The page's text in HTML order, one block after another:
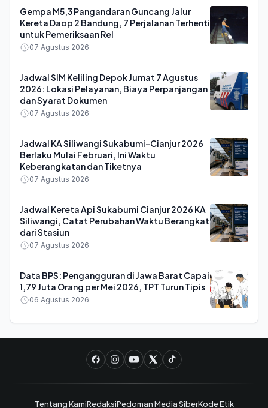
Gempa M5,3 Pangandaran Guncang Jalur
Kereta Daop 2 Bandung, 7 Perjalanan Terhenti
untuk Pemeriksaan Rel
07 Agustus 2026
Jadwal SIM Keliling Depok Jumat 7 Agustus
2026: Lokasi Pelayanan, Biaya Perpanjangan
dan Syarat Dokumen
07 Agustus 2026
Jadwal KA Siliwangi Sukabumi-Cianjur 2026
Berlaku Mulai Februari, Ini Waktu
Keberangkatan dan Tiketnya
07 Agustus 2026
Jadwal Kereta Api Sukabumi Cianjur 2026 KA
Siliwangi, Catat Perubahan Waktu Berangkat
dari Stasiun
07 Agustus 2026
Data BPS: Pengangguran di Jawa Barat Capai
1,79 Juta Orang per Mei 2026, TPT Turun Tipis
06 Agustus 2026
Tentang KamiRedaksiPedoman Media SiberKode Etik